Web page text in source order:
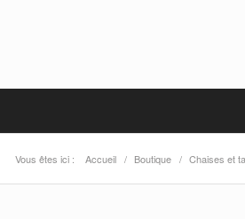
Vous êtes ici : Accueil / Boutique / Chaises et